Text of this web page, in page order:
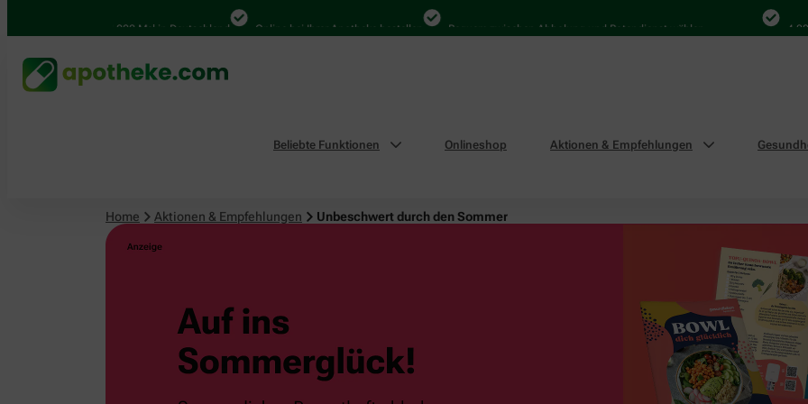
4.000 Mal in Deutschland Online bei Ihrer Apotheke bestellen Bequem zwischen Abholung und Botendienst wählen 4.000
Beliebte Funktionen Onlineshop Aktionen & Empfehlungen
Home Aktionen & Empfehlungen Unbeschwert durch den Sommer